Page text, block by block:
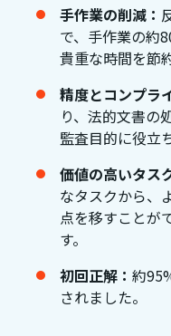
手作業の削減：
で、手作業の約
貴重な時間を節
精度とコンプラ
り、法的文書の
監査目的に役立
価値の高いタス
なタスクから、
点を移すことが
す。
初回正解： 約
されました。